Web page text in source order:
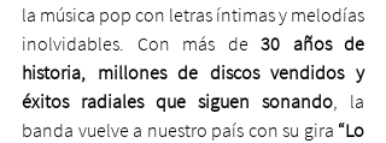
la música pop con letras íntimas y melodías
inolvidables. Con más de 30 años de
historia, millones de discos vendidos y
éxitos radiales que siguen sonando, la
banda vuelve a nuestro país con su gira “Lo